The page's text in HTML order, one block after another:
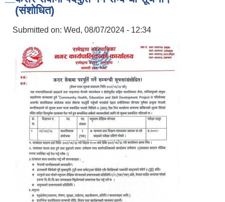
(संशोधित)
Submitted on: Wed, 08/07/2024 - 12:34